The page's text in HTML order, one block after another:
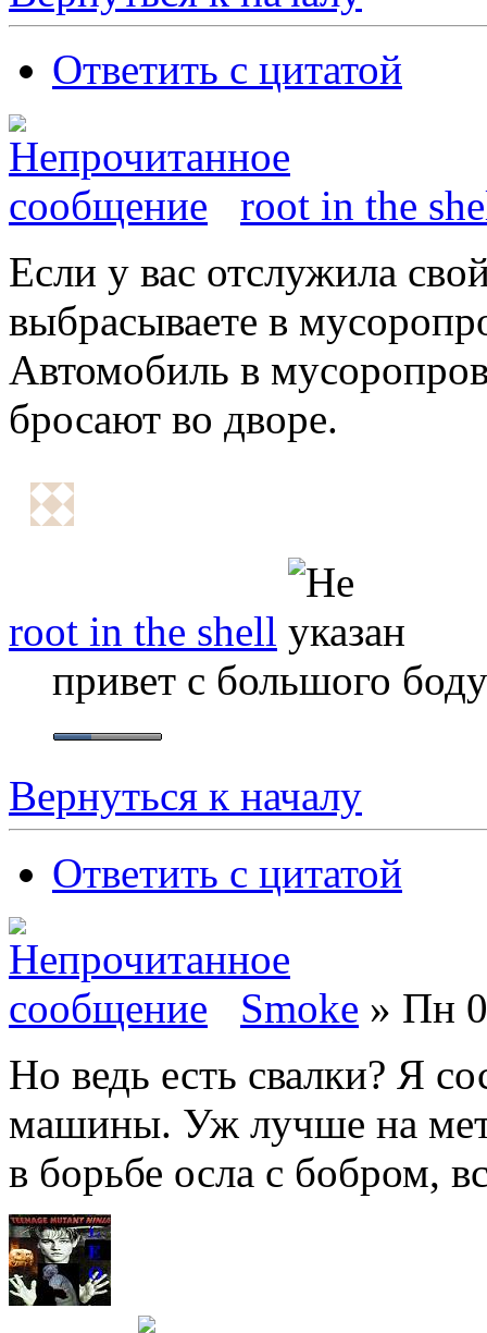
Ответить с цитатой
root in the
Если у вас отслужила
выбрасываете в
Автомобиль в
бросают во дворе.
root in the shell
привет с большого
Вернуться к началу
Ответить с цитатой
Smoke » Пн
Но ведь есть свалки? Я
машины. Уж лучше на
в борьбе осла с бобром,